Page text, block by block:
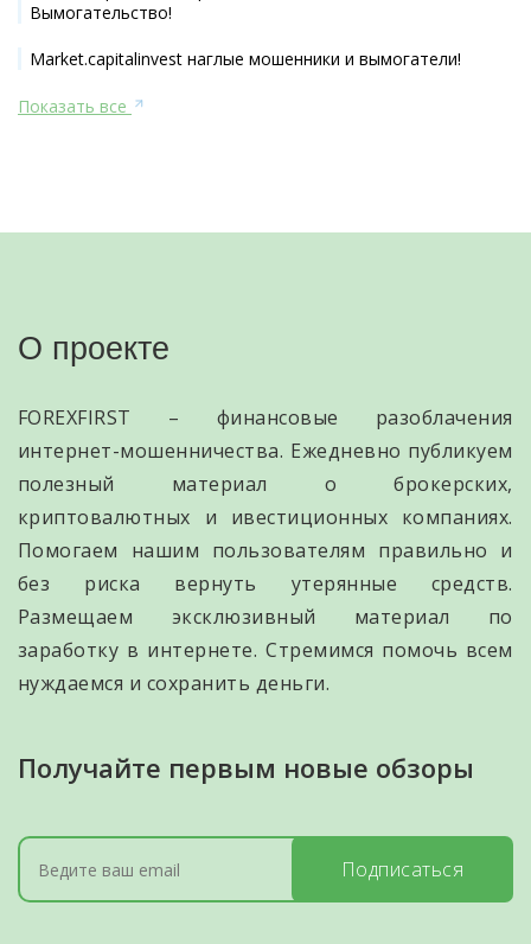
Вымогательство!
Market.capitalinvest наглые мошенники и вымогатели!
Показать все
О проекте
FOREXFIRST – финансовые разоблачения
интернет-мошенничества. Ежедневно публикуем
полезный материал о брокерских,
криптовалютных и ивестиционных компаниях.
Помогаем нашим пользователям правильно и
без риска вернуть утерянные средств.
Размещаем эксклюзивный материал по
заработку в интернете. Стремимся помочь всем
нуждаемся и сохранить деньги.
Получайте первым новые обзоры
Подписаться